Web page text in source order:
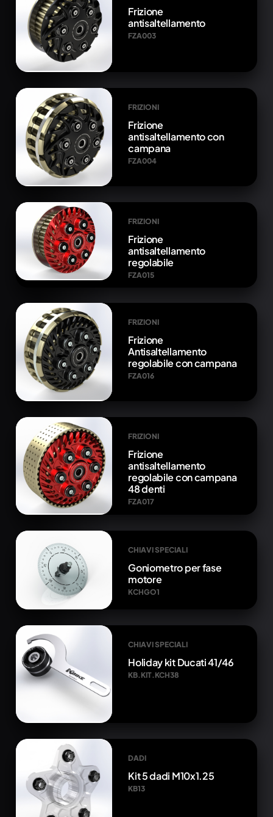
Frizione
antisaltellamento
FZA003
FRIZIONI
Frizione
antisaltellamento con
campana
FZA004
FRIZIONI
Frizione
antisaltellamento
regolabile
FZA015
FRIZIONI
Frizione
Antisaltellamento
regolabile con campana
FZA016
FRIZIONI
Frizione
antisaltellamento
regolabile con campana
48 denti
FZA017
CHIAVI SPECIALI
Goniometro per fase
motore
KCHGO1
CHIAVI SPECIALI
Holiday kit Ducati 41/46
KB.KIT.KCH38
DADI
Kit 5 dadi M10x1.25
KB13